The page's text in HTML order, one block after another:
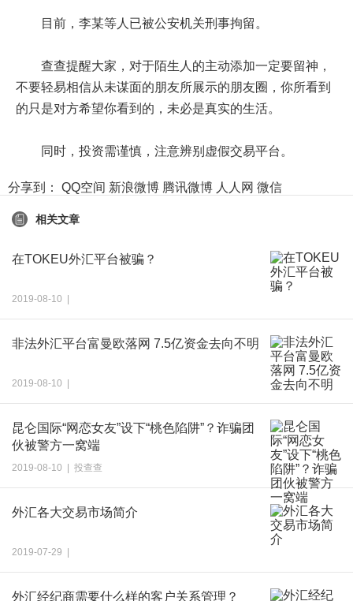
目前，李某等人已被公安机关刑事拘留。
查查提醒大家，对于陌生人的主动添加一定要留神，
不要轻易相信从未谋面的朋友所展示的朋友圈，你所看到
的只是对方希望你看到的，未必是真实的生活。
同时，投资需谨慎，注意辨别虚假交易平台。
分享到： QQ空间 新浪微博 腾讯微博 人人网 微信
相关文章
在TOKEU外汇平台被骗？
2019-08-10 |
非法外汇平台富曼欧落网 7.5亿资金去向不明
2019-08-10 |
昆仑国际“网恋女友”设下“桃色陷阱”？诈骗团
伙被警方一窝端
2019-08-10 | 投查查
外汇各大交易市场简介
2019-07-29 |
外汇经纪商需要什么样的客户关系管理？